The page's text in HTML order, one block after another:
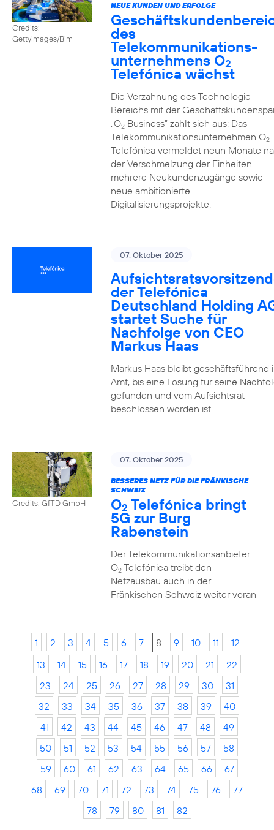
Credits:
Gettyimages/Bim
NEUE KUNDEN UND ERFOLGE
des
Telekommunikations­
unternehmens O2
Telefónica wächst
Die Verzahnung des Technologie-
Bereichs mit der
„O2Business” zahlt sich aus: Das
Telekommunikationsunternehmen O2
Telefónica vermeldet neun Monate
der Verschmelzung der Einheiten
mehrere Neukundenzugänge sowie
neue ambitionierte
Digitalisierungsprojekte.
07. Oktober 2025
der Telefónica
Deutschland Holding
startet Suche für
Nachfolge von CEO
Markus Haas
Markus Haas bleibt geschäftsführend
Amt, bis eine Lösung für seine
gefunden und vom Aufsichtsrat
beschlossen worden ist.
Credits: GfTD GmbH
07. Oktober 2025
BESSERES NETZ FÜR DIE FRÄNKISCHE
SCHWEIZ
O2 Telefónica bringt
5G zur Burg
Rabenstein
Der Telekommunikationsanbieter
O2Telefónica treibt den
Netzausbau auch in der
Fränkischen Schweiz weiter voran
1 2 3 4 5 6 7 8 9 10 11
12
13
14 15 16 17 18 19 20 21
22
23
24 25 26 27 28 29 30
31
32
33 34 35 36 37 38 39
40
41
42 43 44 45 46 47 48
49
50
51 52 53 54 55 56 57
58
59
60 61 62 63 64 65 66
67
68
69 70 71 72 73 74 75 76
77
78
79 80 81 82